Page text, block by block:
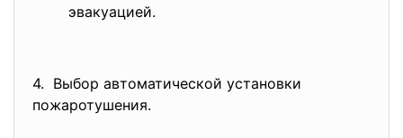
эвакуацией.
4. Выбор автоматической установки
пожаротушения.